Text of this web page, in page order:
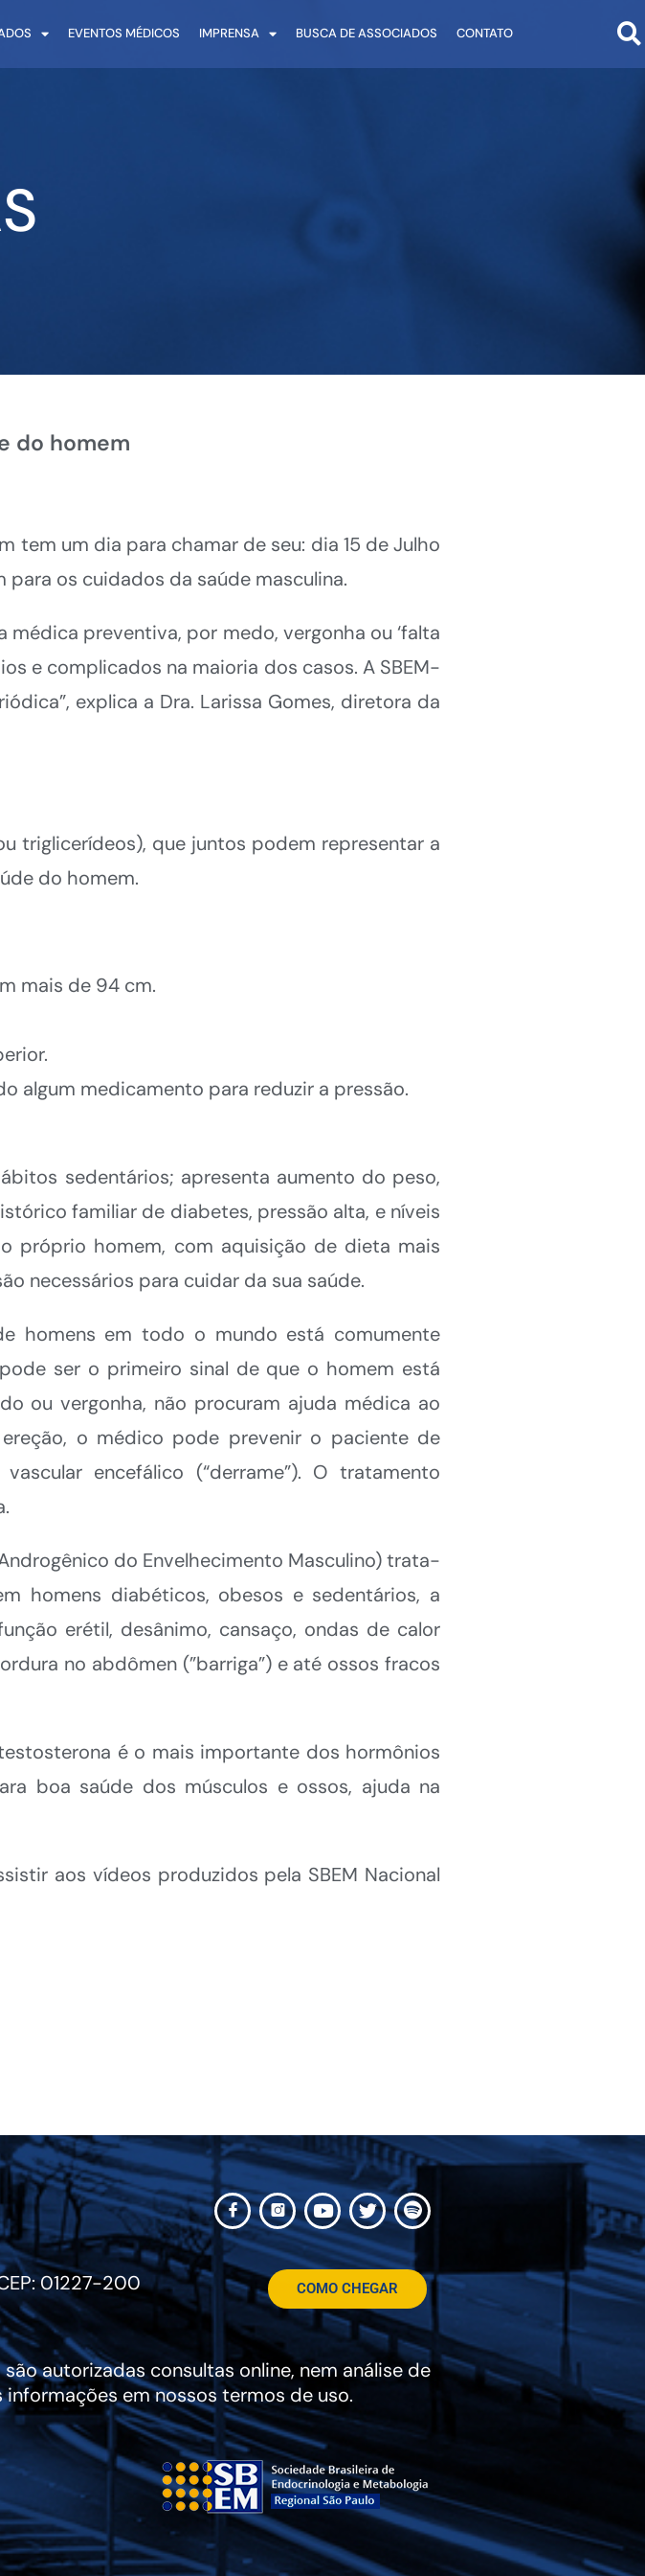
EVENTOS MÉDICOS IMPRENSA BUSCA DE ASSOCIADOS CONTATO
do homem
tem um dia para chamar de seu: dia 15 de Julho
para os cuidados da saúde masculina.
preventiva, por medo, vergonha ou ‘falta
e complicados na maioria dos casos. A SBEM-
explica a Dra. Larissa Gomes, diretora da
triglicerídeos), que juntos podem representar a
do homem.
mais de 94 cm.
algum medicamento para reduzir a pressão.
sedentários; apresenta aumento do peso,
familiar de diabetes, pressão alta, e níveis
próprio homem, com aquisição de dieta mais
necessários para cuidar da sua saúde.
homens em todo o mundo está comumente
ser o primeiro sinal de que o homem está
ou vergonha, não procuram ajuda médica ao
o médico pode prevenir o paciente de
encefálico (“derrame”). O tratamento
do Envelhecimento Masculino) trata-
homens diabéticos, obesos e sedentários, a
erétil, desânimo, cansaço, ondas de calor
no abdômen (”barriga”) e até ossos fracos
é o mais importante dos hormônios
boa saúde dos músculos e ossos, ajuda na
aos vídeos produzidos pela SBEM Nacional
01227-200
COMO CHEGAR
autorizadas consultas online, nem análise de
em nossos termos de uso.